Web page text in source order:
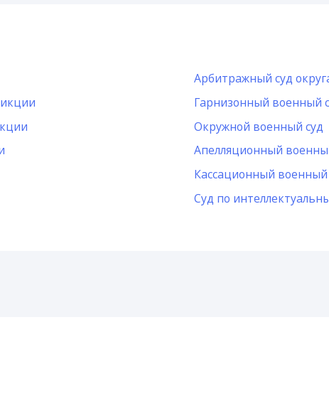
Арбитражный суд
Гарнизонный военный
Окружной военный суд
Апелляционный
Кассационный военный
Суд по